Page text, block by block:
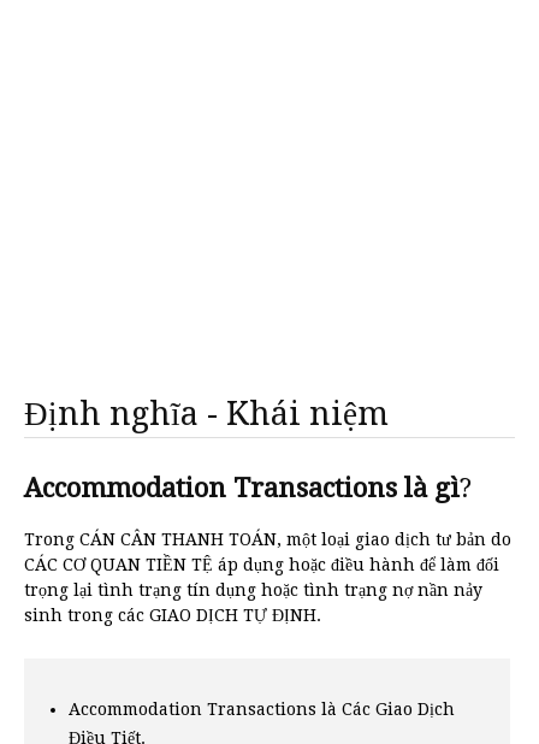
Định nghĩa - Khái niệm
Accommodation Transactions là gì?
Trong CÁN CÂN THANH TOÁN, một loại giao dịch tư bản do
CÁC CƠ QUAN TIỀN TỆ áp dụng hoặc điều hành để làm đối
trọng lại tình trạng tín dụng hoặc tình trạng nợ nần nảy
sinh trong các GIAO DỊCH TỰ ĐỊNH.
Accommodation Transactions là Các Giao Dịch
Điều Tiết.